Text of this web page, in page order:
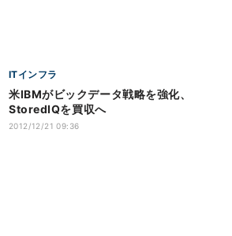
ITインフラ
米IBMがビックデータ戦略を強化、
StoredIQを買収へ
2012/12/21 09:36